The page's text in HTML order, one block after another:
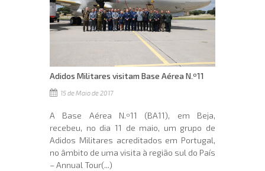
Adidos Militares visitam Base Aérea N.º11
15 de Maio de 2017
A Base Aérea N.º11 (BA11), em Beja,
recebeu, no dia 11 de maio, um grupo de
Adidos Militares acreditados em Portugal,
no âmbito de uma visita à região sul do País
– Annual Tour(...)